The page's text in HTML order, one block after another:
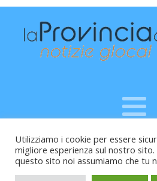
Raffaele Vitali - via Leopardi 10
Cod.Fisc VTLRFL77B02L500Y -
Trib.Fermo n.04/2010
Utilizziamo i cookie per essere
migliore esperienza sul nostro
questo sito noi assumiamo che tu